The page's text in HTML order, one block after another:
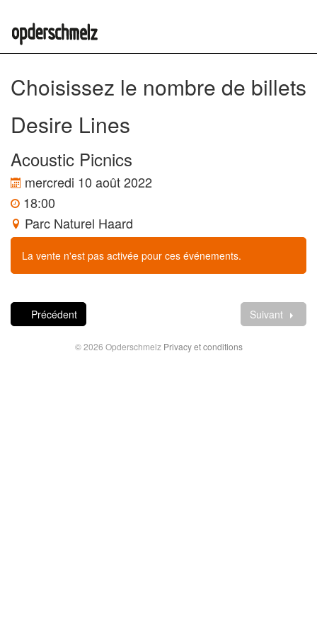
Choisissez le nombre de billets
Desire Lines
Acoustic Picnics
mercredi 10 août 2022
18:00
Parc Naturel Haard
La vente n'est pas activée pour ces événements.
Précédent Suivant
© 2026 Opderschmelz Privacy et conditions